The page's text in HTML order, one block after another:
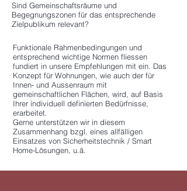
Sind Gemeinschaftsräume und
Begegnungszonen für das entsprechende
Zielpublikum relevant?
Funktionale Rahmenbedingungen und
entsprechend wichtige Normen fliessen
fundiert in unsere Empfehlungen mit ein. Das
Konzept für Wohnungen, wie auch der für
Innen- und Aussenraum mit
gemeinschaftlichen Flächen, wird, auf Basis
Ihrer individuell definierten Bedürfnisse,
erarbeitet.
Gerne unterstützen wir in diesem
Zusammenhang bzgl. eines allfälligen
Einsatzes von Sicherheitstechnik / Smart
Home-Lösungen, u.ä.